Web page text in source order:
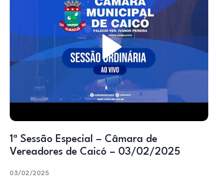
1ª Sessão Especial – Câmara de
Vereadores de Caicó – 03/02/2025
03/02/2025